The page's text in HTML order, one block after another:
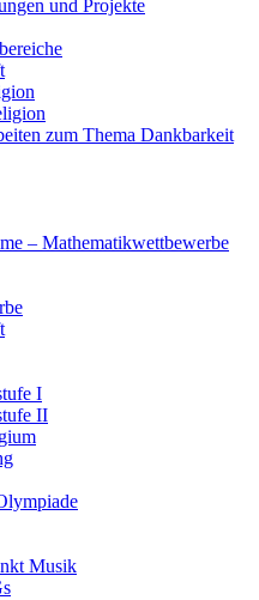
und Projekte
zum Thema Dankbarkeit
– Mathematikwettbewerbe
I
II
Musik